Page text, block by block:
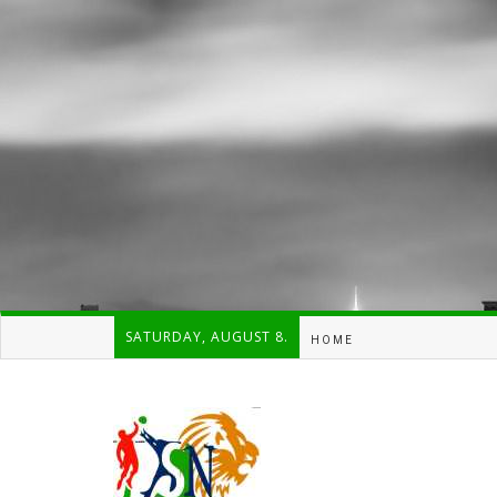
SATURDAY, AUGUST 8. HOME